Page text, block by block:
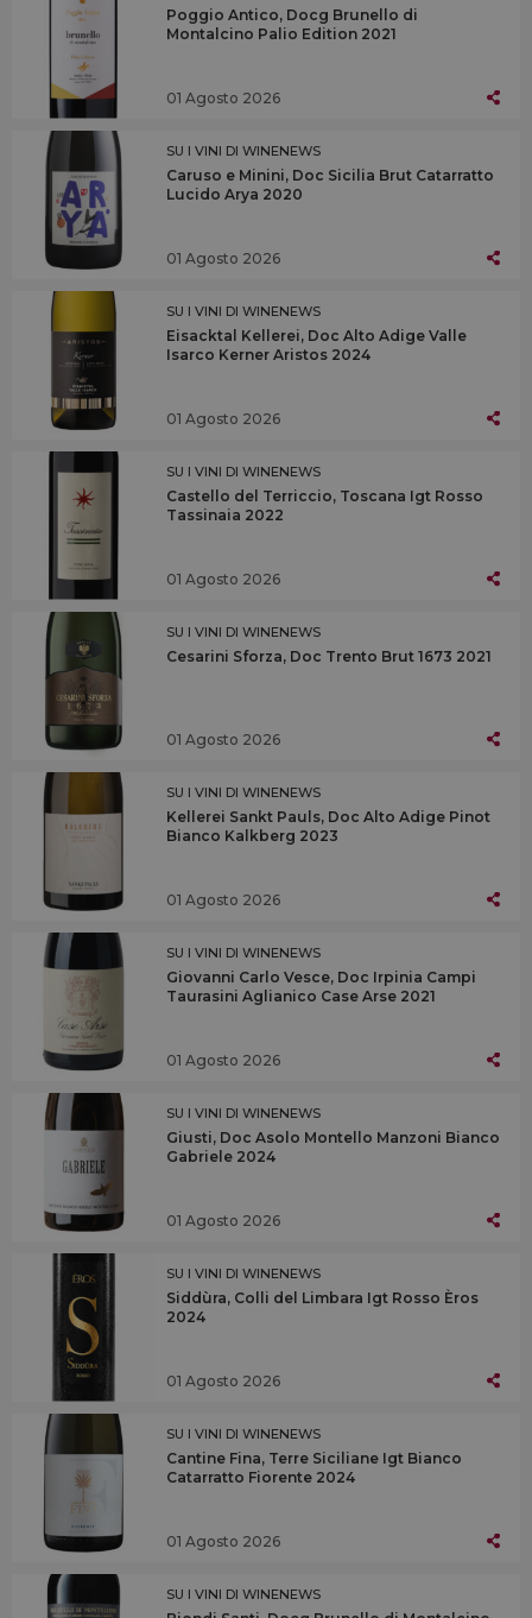
Poggio Antico, Docg Brunello di
Montalcino Palio Edition 2021
01 Agosto 2026
SU I VINI DI WINENEWS
Caruso e Minini, Doc Sicilia Brut Catarratto
Lucido Arya 2020
01 Agosto 2026
SU I VINI DI WINENEWS
Eisacktal Kellerei, Doc Alto Adige Valle
Isarco Kerner Aristos 2024
01 Agosto 2026
SU I VINI DI WINENEWS
Castello del Terriccio, Toscana Igt Rosso
Tassinaia 2022
01 Agosto 2026
SU I VINI DI WINENEWS
Cesarini Sforza, Doc Trento Brut 1673 2021
01 Agosto 2026
SU I VINI DI WINENEWS
Kellerei Sankt Pauls, Doc Alto Adige Pinot
Bianco Kalkberg 2023
01 Agosto 2026
SU I VINI DI WINENEWS
Giovanni Carlo Vesce, Doc Irpinia Campi
Taurasini Aglianico Case Arse 2021
01 Agosto 2026
SU I VINI DI WINENEWS
Giusti, Doc Asolo Montello Manzoni Bianco
Gabriele 2024
01 Agosto 2026
SU I VINI DI WINENEWS
Siddùra, Colli del Limbara Igt Rosso Èros
2024
01 Agosto 2026
SU I VINI DI WINENEWS
Cantine Fina, Terre Siciliane Igt Bianco
Catarratto Fiorente 2024
01 Agosto 2026
SU I VINI DI WINENEWS